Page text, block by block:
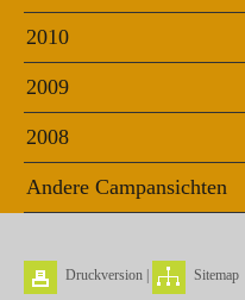
2010
2009
2008
Andere Campansichten
Druckversion Sitemap